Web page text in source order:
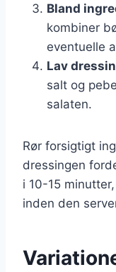
Bland
kombiner
eventuelle
Lav
salt og
salaten.
Rør forsigtigt
dressingen
i 10-15
inden den